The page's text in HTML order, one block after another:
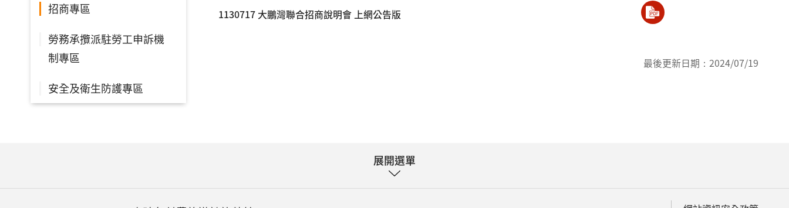
招商專區
勞務承攬派駐勞工申訴機
制專區
安全及衛生防護專區
1130717 大鵬灣聯合招商說明會 上網公告版
最後更新日期： 2024/07/19
展開選單